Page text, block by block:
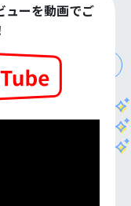
ューを動画でご